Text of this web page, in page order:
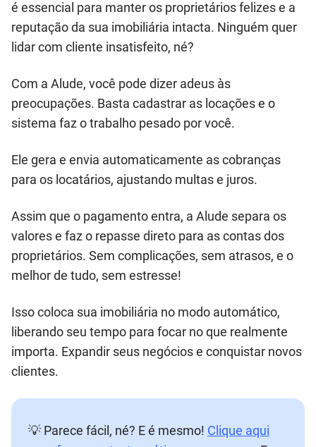
é essencial para manter os proprietários felizes e a
reputação da sua imobiliária intacta. Ninguém quer
lidar com cliente insatisfeito, né?
Com a Alude, você pode dizer adeus às
preocupações. Basta cadastrar as locações e o
sistema faz o trabalho pesado por você.
Ele gera e envia automaticamente as cobranças
para os locatários, ajustando multas e juros.
Assim que o pagamento entra, a Alude separa os
valores e faz o repasse direto para as contas dos
proprietários. Sem complicações, sem atrasos, e o
melhor de tudo, sem estresse!
Isso coloca sua imobiliária no modo automático,
liberando seu tempo para focar no que realmente
importa. Expandir seus negócios e conquistar novos
clientes.
💡 Parece fácil, né? E é mesmo! Clique aqui